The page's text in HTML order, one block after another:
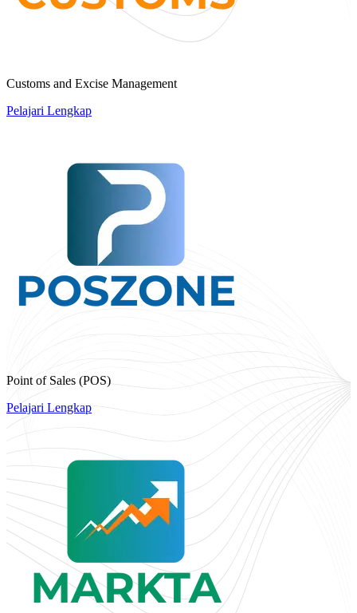
Customs and Excise Management
Pelajari Lengkap
Point of Sales (POS)
Pelajari Lengkap